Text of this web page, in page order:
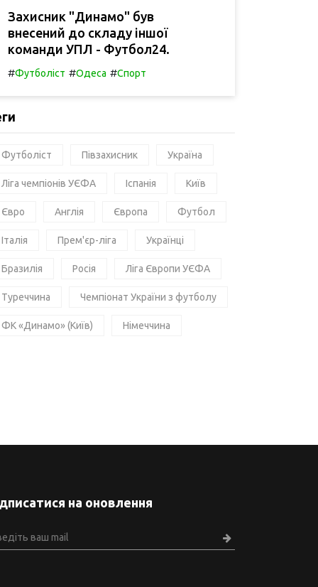
Захисник "Динамо" був
внесений до складу іншої
команди УПЛ - Футбол24.
#Футболіст #Одеса #Спорт
Футболіст Півзахисник Україна
Ліга чемпіонів УЄФА Іспанія Київ
Євро Англія Європа Футбол
Італія Прем'єр-ліга Українці
Бразилія Росія Ліга Європи УЄФА
Туреччина Чемпіонат України з футболу
ФК «Динамо» (Київ) Німеччина
на оновлення